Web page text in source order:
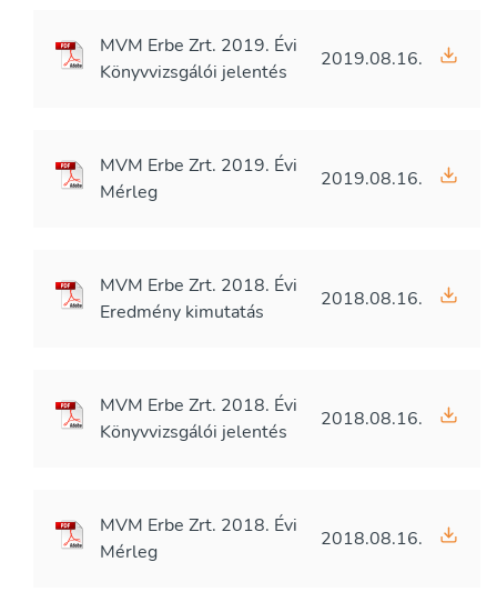
MVM Erbe Zrt. 2019. Évi
Könyvvizsgálói jelentés
2019.08.16.
MVM Erbe Zrt. 2019. Évi
Mérleg
2019.08.16.
MVM Erbe Zrt. 2018. Évi
Eredmény kimutatás
2018.08.16.
MVM Erbe Zrt. 2018. Évi
Könyvvizsgálói jelentés
2018.08.16.
MVM Erbe Zrt. 2018. Évi
Mérleg
2018.08.16.